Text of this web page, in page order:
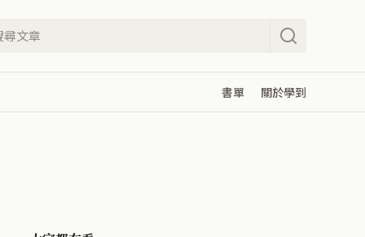
書單 關於學到